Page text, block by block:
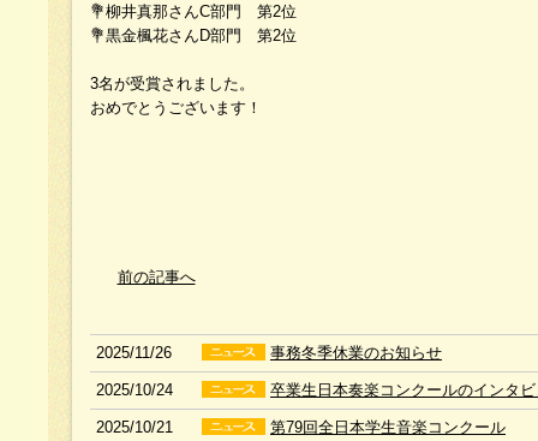
💐柳井真那さんC部門 第2位
💐黒金楓花さんD部門 第2位
3名が受賞されました。
おめでとうございます！
前の記事へ
2025/11/26 事務冬季休業のお知らせ
2025/10/24 卒業生日本奏楽コンクールのインタ
2025/10/21 第79回全日本学生音楽コンクール